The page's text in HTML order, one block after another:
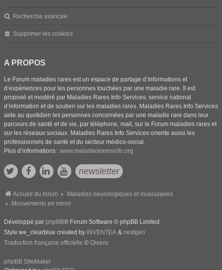
Recherche avancée
Supprimer les cookies
A PROPOS
Le Forum maladies rares est un espace de partage d’informations et
d’expériences pour les personnes touchées par une maladie rare. Il est
proposé et modéré par Maladies Rares Info Services, service national
d’information et de soutien sur les maladies rares. Maladies Rares Info Services
aide au quotidien les personnes concernées par une maladie rare dans leur
parcours de santé et de vie, par téléphone, mail, sur le Forum maladies rares et
sur les réseaux sociaux. Maladies Rares Info Services oriente aussi les
professionnels de santé et du secteur médico-social.
Plus d’informations : www.maladiesraresinfo.org
newsletter
Accueil du forum
Maladies neurologiques et musculaires
Mouvements en miroir
Développé par phpBB® Forum Software © phpBB Limited
Style we_clearblue created by INVENTEA & nextgen
Traduction française officielle © Qiaeru
phpBB SiteMaker